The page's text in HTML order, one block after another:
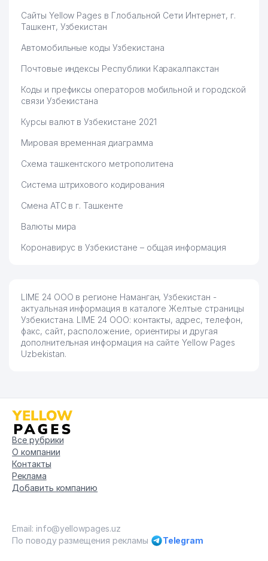
Сайты Yellow Pages в Глобальной Сети Интернет, г.
Ташкент, Узбекистан
Автомобильные коды Узбекистана
Почтовые индексы Республики Каракалпакстан
Коды и префиксы операторов мобильной и городской
связи Узбекистана
Курсы валют в Узбекистане 2021
Мировая временная диаграмма
Схема ташкентского метрополитена
Система штрихового кодирования
Смена АТС в г. Ташкенте
Валюты мира
Коронавирус в Узбекистане – общая информация
LIME 24 ООО в регионе Наманган, Узбекистан -
актуальная информация в каталоге Желтые страницы
Узбекистана. LIME 24 ООО: контакты, адрес, телефон,
факс, сайт, расположение, ориентиры и другая
дополнительная информация на сайте Yellow Pages
Uzbekistan.
Все рубрики
О компании
Контакты
Реклама
Добавить компанию
Email: info@yellowpages.uz
По поводу размещения рекламы
Telegram